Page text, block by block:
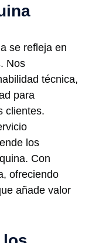
se refleja en
Nos
técnica,
para
clientes.
los
Con
ofreciendo
añade valor